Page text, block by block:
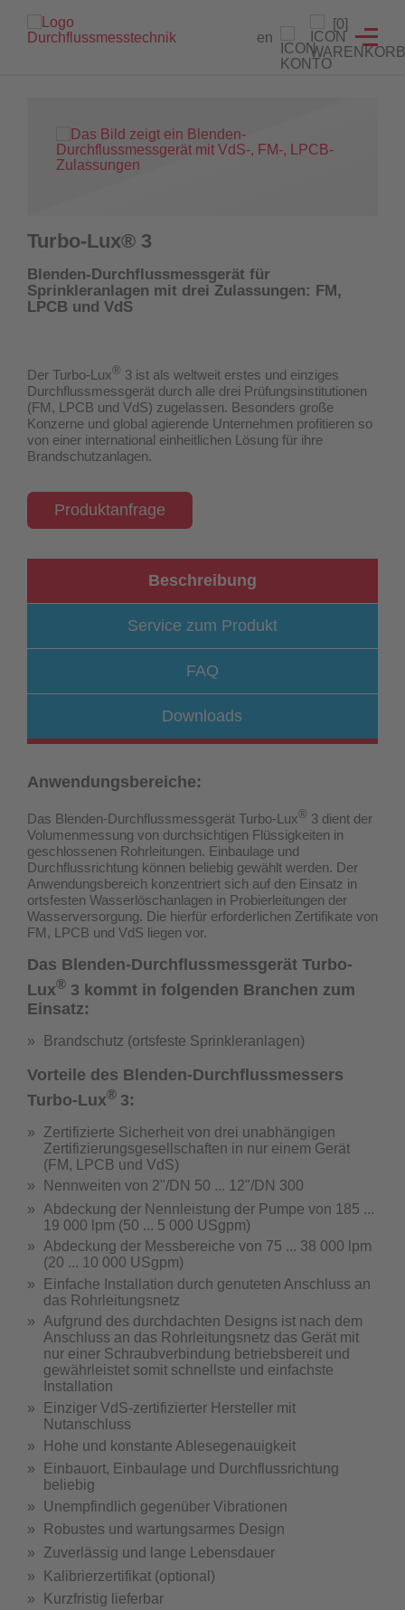
en
[0]
Turbo-Lux® 3
Blenden-Durchflussmessgerät für
Sprinkleranlagen mit drei Zulassungen: FM,
LPCB und VdS
Der Turbo-Lux® 3 ist als weltweit erstes und einziges
Durchflussmessgerät durch alle drei Prüfungsinstitutionen
(FM, LPCB und VdS) zugelassen. Besonders große
Konzerne und global agierende Unternehmen profitieren so
von einer international einheitlichen Lösung für ihre
Brandschutzanlagen.
Produktanfrage
Beschreibung
Service zum Produkt
FAQ
Downloads
Anwendungsbereiche:
Das Blenden-Durchflussmessgerät Turbo-Lux® 3 dient der
Volumenmessung von durchsichtigen Flüssigkeiten in
geschlossenen Rohrleitungen. Einbaulage und
Durchflussrichtung können beliebig gewählt werden. Der
Anwendungsbereich konzentriert sich auf den Einsatz in
ortsfesten Wasserlöschanlagen in Probierleitungen der
Wasserversorgung. Die hierfür erforderlichen Zertifikate von
FM, LPCB und VdS liegen vor.
Das Blenden-Durchflussmessgerät Turbo-
Lux®3 kommt in folgenden Branchen zum
Einsatz:
Brandschutz (ortsfeste Sprinkleranlagen)
Vorteile des Blenden-Durchflussmessers
Turbo-Lux® 3:
Zertifizierte Sicherheit von drei unabhängigen
Zertifizierungsgesellschaften in nur einem Gerät
(FM, LPCB und VdS)
Nennweiten von 2"/DN 50 ... 12"/DN 300
Abdeckung der Nennleistung der Pumpe von 185 ...
19 000 lpm (50 ... 5 000 USgpm)
Abdeckung der Messbereiche von 75 ... 38 000 lpm
(20 ... 10 000 USgpm)
Einfache Installation durch genuteten Anschluss an
das Rohrleitungsnetz
Aufgrund des durchdachten Designs ist nach dem
Anschluss an das Rohrleitungsnetz das Gerät mit
nur einer Schraubverbindung betriebsbereit und
gewährleistet somit schnellste und einfachste
Installation
Einziger VdS-zertifizierter Hersteller mit
Nutanschluss
Hohe und konstante Ablesegenauigkeit
Einbauort, Einbaulage und Durchflussrichtung
beliebig
Unempfindlich gegenüber Vibrationen
Robustes und wartungsarmes Design
Zuverlässig und lange Lebensdauer
Kalibrierzertifikat (optional)
Kurzfristig lieferbar
Hydrantenprüfgerät Löschwasserversorgung
Wandhydrantenprüfgerät
Durchflussmessgeräte für Sprinkleranlagen
Hydrantenprüfgeräte für die Löschwasserversorgung
UW3 Serie Überwachungsschalter
Maschinistenausbildung
Wartung und Reparatur
Zertifikatsgenerator